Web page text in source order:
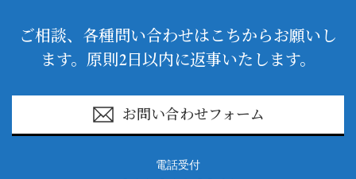
ご相談、各種問い合わせはこちからお願いし
ます。原則2日以内に返事いたします。
お問い合わせフォーム
電話受付